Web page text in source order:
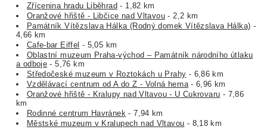
Zřícenina hradu Liběhrad - 1,82 km
Oranžové hřiště - Libčice nad Vltavou - 2,2 km
Památník Vítězslava Hálka (Rodný domek Vítězslava Hálka) -
4,66 km
Cafe-bar Eiffel - 5,05 km
Oblastní muzeum Praha-východ – Památník národního útlaku
a odboje - 5,76 km
Středočeské muzeum v Roztokách u Prahy - 6,86 km
Vzdělávací centrum od A do Z - Volná herna- 6,96 km
Oranžové hřiště - Kralupy nad Vltavou - U Cukrovaru - 7,86
km
Rodinné centrum Havránek - 7,94 km
Městské muzeum v Kralupech nad Vltavou - 8,18 km